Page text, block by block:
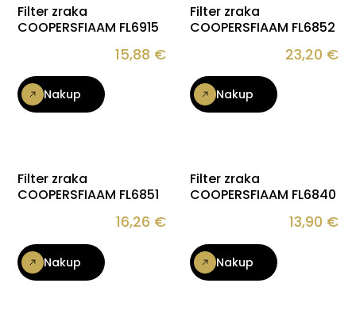
Filter zraka
COOPERSFIAAM FL6915
15,88 €
Nakup
Filter zraka
COOPERSFIAAM FL6852
23,20 €
Nakup
Filter zraka
COOPERSFIAAM FL6851
16,26 €
Nakup
Filter zraka
COOPERSFIAAM FL6840
13,90 €
Nakup